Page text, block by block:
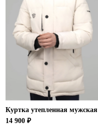
Куртка утепленная мужская
14 900 ₽